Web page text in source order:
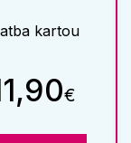
kartou
€